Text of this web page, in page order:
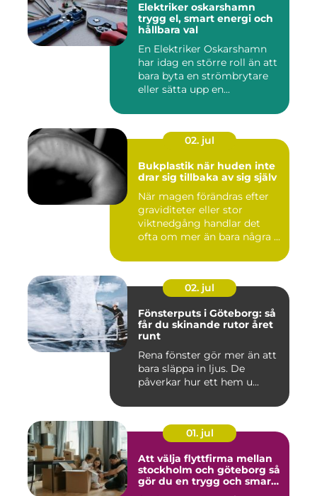
Elektriker oskarshamn
trygg el, smart energi och
hållbara val
En Elektriker Oskarshamn
har idag en större roll än att
bara byta en strömbrytare
eller sätta upp en...
02. jul
Bukplastik när huden inte
drar sig tillbaka av sig själv
När magen förändras efter
graviditeter eller stor
viktnedgång handlar det
ofta om mer än bara några ...
02. jul
Fönsterputs i Göteborg: så
får du skinande rutor året
runt
Rena fönster gör mer än att
bara släppa in ljus. De
påverkar hur ett hem u...
01. jul
Att välja flyttfirma mellan
stockholm och göteborg så
gör du en trygg och smart